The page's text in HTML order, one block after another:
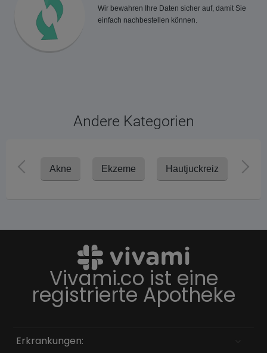
Wir bewahren Ihre Daten sicher auf, damit Sie
einfach nachbestellen können.
Andere Kategorien
Akne Ekzeme Hautjuckreiz
Vivami.co ist eine
registrierte Apotheke
Erkrankungen: